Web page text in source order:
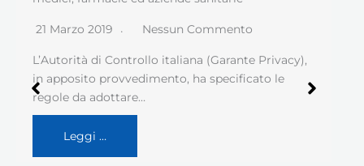
21 Marzo 2019 Nessun Commento
L’Autorità di Controllo italiana (Garante Privacy),
in apposito provvedimento, ha specificato le
regole da adottare…
Leggi …